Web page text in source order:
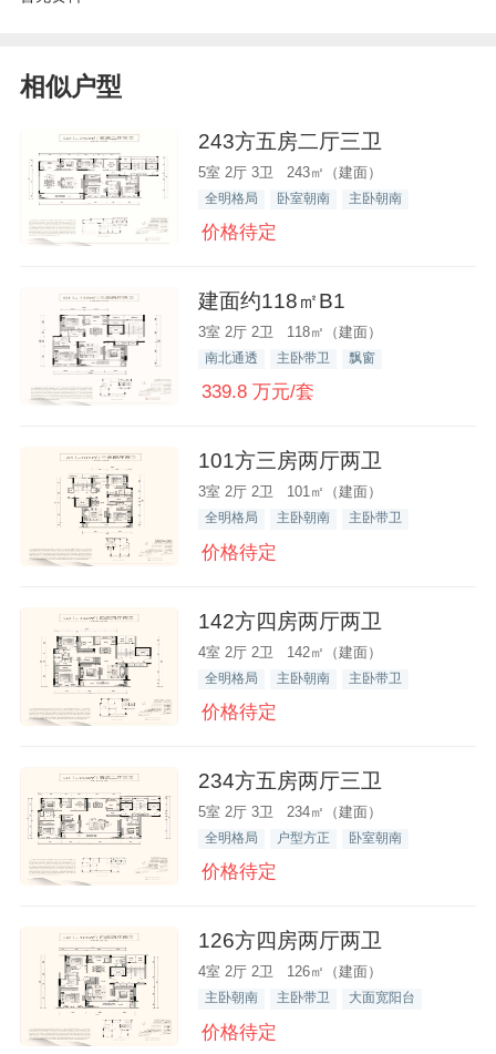
相似户型
243方五房二厅三卫
5室 2厅 3卫 243㎡（建面）
全明格局 卧室朝南 主卧朝南
价格待定
建面约118㎡B1
3室 2厅 2卫 118㎡（建面）
南北通透 主卧带卫 飘窗
339.8 万元/套
101方三房两厅两卫
3室 2厅 2卫 101㎡（建面）
全明格局 主卧朝南 主卧带卫
价格待定
142方四房两厅两卫
4室 2厅 2卫 142㎡（建面）
全明格局 主卧朝南 主卧带卫
价格待定
234方五房两厅三卫
5室 2厅 3卫 234㎡（建面）
全明格局 户型方正 卧室朝南
价格待定
126方四房两厅两卫
4室 2厅 2卫 126㎡（建面）
主卧朝南 主卧带卫 大面宽阳台
价格待定